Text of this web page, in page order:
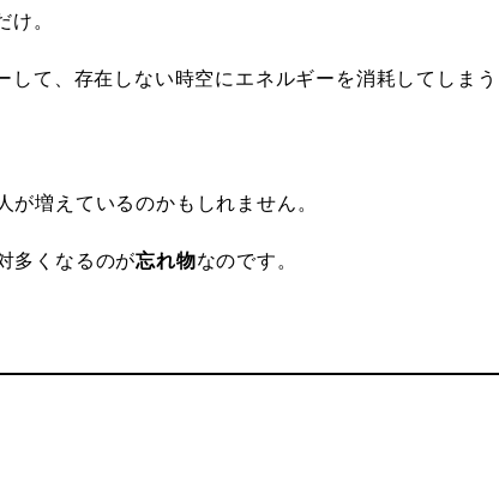
け。
て、存在しない時空にエネルギーを消耗してしまう
が増えているのかもしれません。
多くなるのが忘れ物なのです。